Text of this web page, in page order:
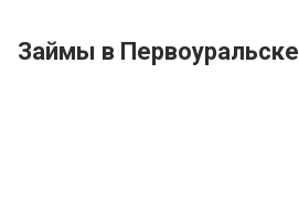
Займы в Первоуральске